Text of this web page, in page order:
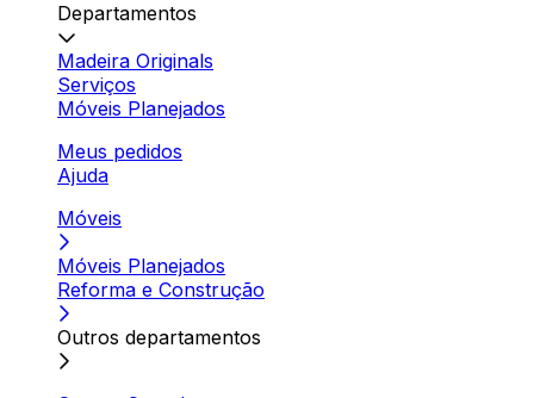
Departamentos
Madeira Originals
Serviços
Móveis Planejados
Meus pedidos
Ajuda
Móveis
Móveis Planejados
Reforma e Construção
Outros departamentos